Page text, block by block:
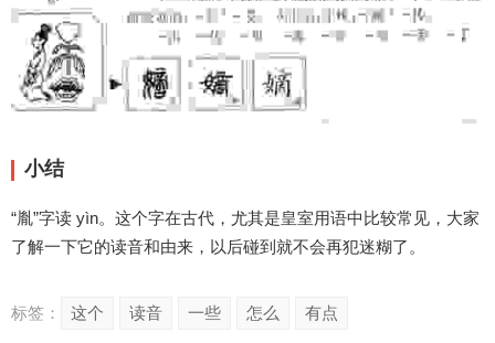
小结
“胤”字读 yìn。这个字在古代，尤其是皇室用语中比较常见，大家
了解一下它的读音和由来，以后碰到就不会再犯迷糊了。
标签： 这个 读音 一些 怎么 有点